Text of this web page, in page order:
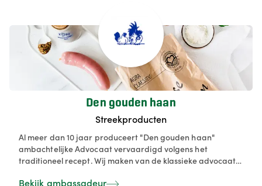
Den gouden haan
Streekproducten
Al meer dan 10 jaar produceert "Den gouden haan"
ambachtelijke Advocaat vervaardigd volgens het
traditioneel recept. Wij maken van de klassieke advocaat
bekoort. Het ideale dessertje achteraf met een vleugje
Bekijk ambassadeur